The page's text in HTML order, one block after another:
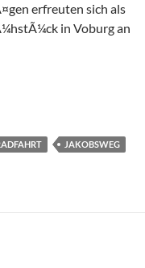
erfreuten sich als
in Voburg an
– Ingolstadt –
JAKOBSWEG